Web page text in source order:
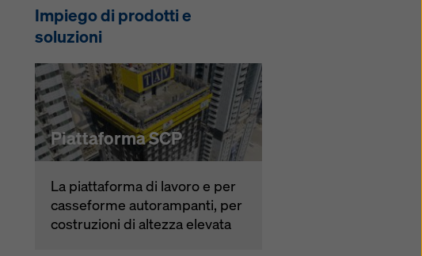
Impiego di prodotti e
soluzioni
Piattaforma SCP
La piattaforma di lavoro e per
cas­seforme autorampanti, per
costruzioni di altezza elevata